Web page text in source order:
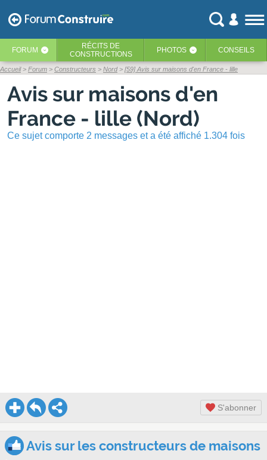
FORUM ‹ RÉCITS DE
CONSTRUCTIONS
PHOTOS ‹ CONSEILS
Accueil Forum Constructeurs Nord [59] Avis sur maisons d'en France - lille
Avis sur maisons d'en
France - lille (Nord)
Ce sujet comporte 2 messages et a été affiché 1.304 fois
S'abonner
Avis sur les constructeurs de maisons